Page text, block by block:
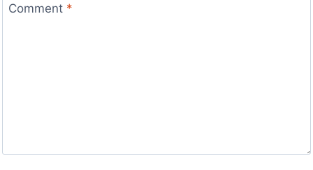
Comment *